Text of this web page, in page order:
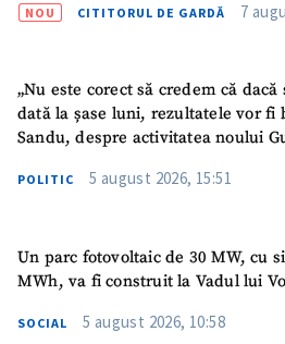
NOU CITITORUL DE GARDĂ 7
„Nu este corect să credem că
dată la șase luni, rezultatele vor fi
Sandu, despre activitatea noului
POLITIC 5 august 2026, 15:51
Un parc fotovoltaic de 30 MW, cu
MWh, va fi construit la Vadul lui
SOCIAL 5 august 2026, 10:58